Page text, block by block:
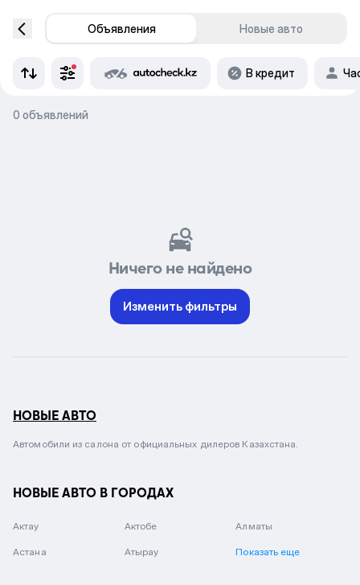
Объявления Новые авто
В кредит
0 объявлений
Ничего не найдено
Изменить фильтры
НОВЫЕ АВТО
Автомобили из салона от официальных дилеров Казахстана.
НОВЫЕ АВТО В ГОРОДАХ
Актау Актобе Алматы
Астана Атырау Показать еще